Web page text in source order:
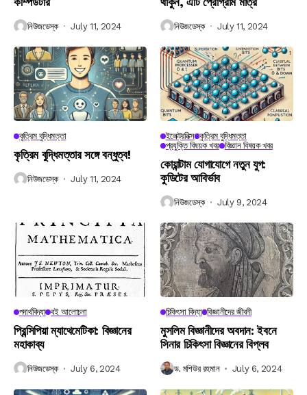
নিউজডেস্ক July 11, 2024 নিউজডেস্ক July 11, 2024
কৃত্রিম বুদ্ধিমত্তা
কৃত্রিম বুদ্ধিমত্তার সঙ্গে বন্ধুত্ব!
নিউজডেস্ক July 11, 2024
ইলেক্ট্রনিক্স কৃত্রিম বুদ্ধিমত্তা
প্রযুক্তি বিষয়ক খবর বিজ্ঞান বিষয়ক খবর
কোয়ান্টাম যোগাযোগে নতুন যুগ:
কুডিটের আবির্ভাব
নিউজডেস্ক July 9, 2024
পদার্থবিদ্যা বই আলোচনা
প্রিন্সিপিয়া ম্যাথেমেটিকা: বিজ্ঞানের
মহাকাব্য
নিউজডেস্ক July 6, 2024
চিকিৎসা বিদ্যা বিজ্ঞানীদের জীবনী
মুসলিম বিজ্ঞানীদের অবদান: ইবনে
সিনার চিকিৎসা বিজ্ঞানের বিপ্লব
ড. মশিউর রহমান July 6, 2024